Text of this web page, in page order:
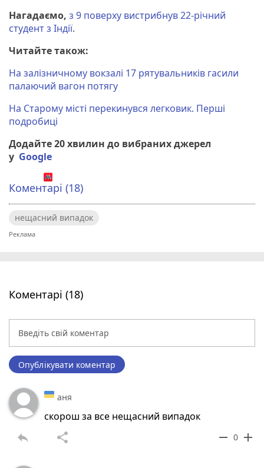
Нагадаємо, з 9 поверху вистрибнув 22-річний
студент з Індії.
Читайте також:
На залізничному вокзалі 17 рятувальників гасили
палаючий вагон потягу
На Старому місті перекинувся легковик. Перші
подробиці
Додайте 20 хвилин до вибраних джерел
у Google
Коментарі (18)
нещасний випадок
Коментарі (18)
Опублікувати коментар
аня
скорош за все нещасний випадок
reply share remove 0 add